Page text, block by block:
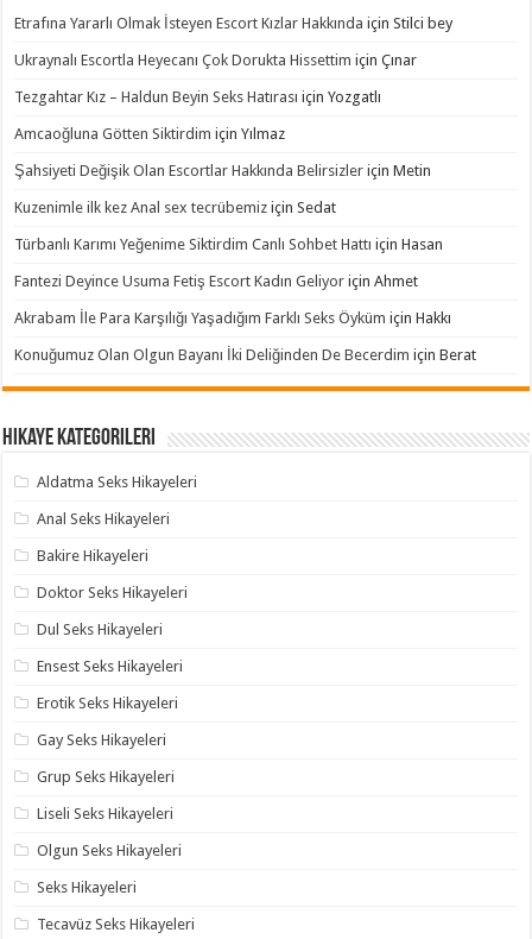
Etrafına Yararlı Olmak İsteyen Escort Kızlar Hakkında içinStilci bey
Ukraynalı Escortla Heyecanı Çok Dorukta Hissettim içinÇınar
Tezgahtar Kız – Haldun Beyin Seks Hatırası içinYozgatlı
Amcaoğluna Götten Siktirdim içinYılmaz
Şahsiyeti Değişik Olan Escortlar Hakkında Belirsizler içinMetin
Kuzenimle ilk kez Anal sex tecrübemiz içinSedat
Türbanlı Karımı Yeğenime Siktirdim Canlı Sohbet Hattı içinHasan
Fantezi Deyince Usuma Fetiş Escort Kadın Geliyor içinAhmet
Akrabam İle Para Karşılığı Yaşadığım Farklı Seks Öyküm içinHakkı
Konuğumuz Olan Olgun Bayanı İki Deliğinden De Becerdim içinBerat
Hikaye Kategorileri
Aldatma Seks Hikayeleri
Anal Seks Hikayeleri
Bakire Hikayeleri
Doktor Seks Hikayeleri
Dul Seks Hikayeleri
Ensest Seks Hikayeleri
Erotik Seks Hikayeleri
Gay Seks Hikayeleri
Grup Seks Hikayeleri
Liseli Seks Hikayeleri
Olgun Seks Hikayeleri
Seks Hikayeleri
Tecavüz Seks Hikayeleri